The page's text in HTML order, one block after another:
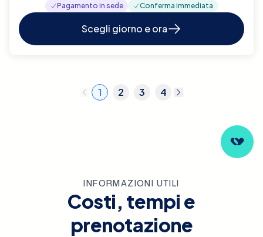
Pagamento in sede Conferma immediata
Scegli giorno e ora
1 2 3 4
INFORMAZIONI UTILI
Costi, tempi e
prenotazione